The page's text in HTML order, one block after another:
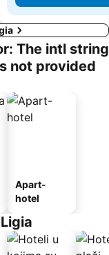
The intl string
not provided
Apart-
hotel